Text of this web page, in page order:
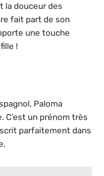
la douceur des
fait part de son
une touche
!
Paloma
C’est un prénom très
parfaitement dans